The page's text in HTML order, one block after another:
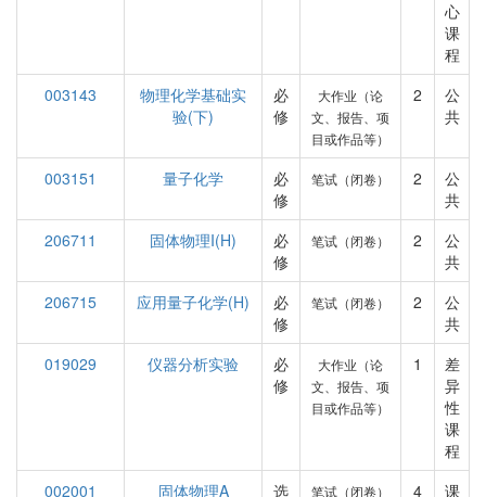
心
课
程
003143
物理化学基础实
验(下)
必
修
大作业（论
文、报告、项
目或作品等）
2
公
共
003151 量子化学
必
修
笔试（闭卷） 2
公
共
206711
固体物理I(H)
必
修
笔试（闭卷） 2
公
共
206715
应用量子化学(H)
必
修
笔试（闭卷） 2
公
共
019029
仪器分析实验
必
修
大作业（论
文、报告、项
目或作品等）
1
差
异
性
课
程
002001
固体物理A
选
笔试（闭卷） 4
课